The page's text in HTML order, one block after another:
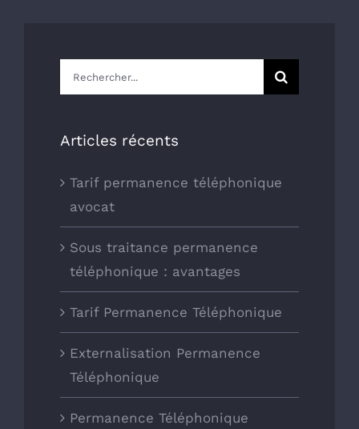
Rechercher:
Articles récents
Tarif permanence téléphonique
avocat
Sous traitance permanence
téléphonique : avantages
Tarif Permanence Téléphonique
Externalisation Permanence
Téléphonique
Permanence Téléphonique